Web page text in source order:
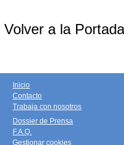
Volver a la
Inicio
Contacto
Trabaja con nosotros
Dossier de Prensa
F.A.Q.
Gestionar cookies